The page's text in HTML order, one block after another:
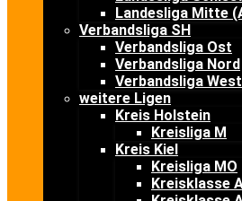
Landesliga Mitte
Verbandsliga SH
Verbandsliga Ost
Verbandsliga Nord
Verbandsliga West
weitere Ligen
Kreis Holstein
Kreisliga M
Kreis Kiel
Kreisliga MO
Kreisklasse